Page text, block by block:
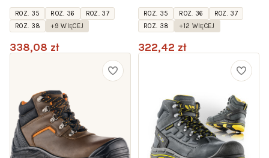
ROZ. 35 ROZ. 36
ROZ. 37
ROZ. 38
+9 WIĘCEJ
338,08 zł
ROZ. 35 ROZ. 36
ROZ. 37
ROZ. 38
+12 WIĘCEJ
322,42 zł